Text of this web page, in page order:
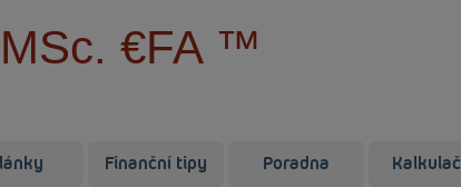
€FA ™
Finanční tipy Poradna